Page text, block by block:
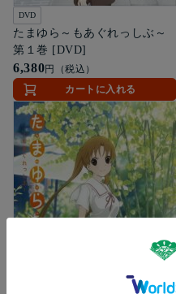
DVD
たまゆら～もあぐれっしぶ～
第１巻 [DVD]
6,380円（税込）
カートに入れる